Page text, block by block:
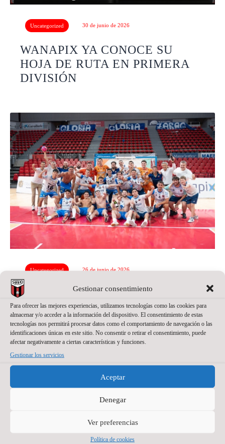
Gestionar consentimiento
Para ofrecer las mejores experiencias, utilizamos tecnologías como las cookies para
almacenar y/o acceder a la información del dispositivo. El consentimiento de estas
tecnologías nos permitirá procesar datos como el comportamiento de navegación o las
identificaciones únicas en este sitio. No consentir o retirar el consentimiento, puede
afectar negativamente a ciertas características y funciones.
Gestionar los servicios
Aceptar
Denegar
Ver preferencias
Política de cookies
Uncategorized 30 de junio de 2026
WANAPIX YA CONOCE SU
HOJA DE RUTA EN PRIMERA
DIVISIÓN
Uncategorized 26 de junio de 2026
WANAPIX REGRESA A
PRIMERA DIVISIÓN